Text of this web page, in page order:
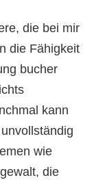
die bei mir
die Fähigkeit
bucher
kann
wie
die